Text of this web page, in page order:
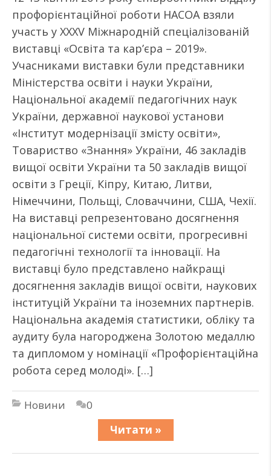
профорієнтаційної роботи НАСОА взяли
участь у XXXV Міжнародній спеціалізованій
виставці «Освіта та кар’єра – 2019».
Учасниками виставки були представники
Міністерства освіти і науки України,
Національної академії педагогічних наук
України, державної наукової установи
«Інститут модернізації змісту освіти»,
Товариство «Знання» України, 46 закладів
вищої освіти України та 50 закладів вищої
освіти з Греції, Кіпру, Китаю, Литви,
Німеччини, Польщі, Словаччини, США, Чехії.
На виставці репрезентовано досягнення
національної системи освіти, прогресивні
педагогічні технології та інновації. На
виставці було представлено найкращі
досягнення закладів вищої освіти, наукових
інституцій України та іноземних партнерів.
Національна академія статистики, обліку та
аудиту була нагороджена Золотою медаллю
та дипломом у номінації «Профорієнтаційна
робота серед молоді». […]
Новини
0
Читати »